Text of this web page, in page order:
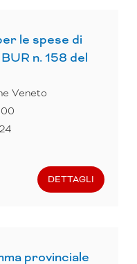
le spese di
n. 158 del
Veneto
DETTAGLI
provinciale